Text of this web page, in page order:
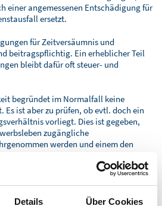
Details Über Cookies
einer angemessenen Entschädigung für
ersetzt.
für Zeitversäumnis und
beitragspflichtig. Ein erheblicher Teil
bleibt dafür oft steuer- und
begründet im Normalfall keine
ist aber zu prüfen, ob evtl. doch ein
vorliegt. Dies ist gegeben,
zugängliche
werden und einem den
wird.
16:02
/ VERWALTUNG
FÜR